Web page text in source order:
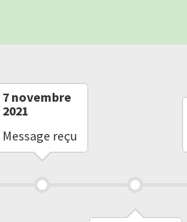
7 novembre
2021
Message reçu